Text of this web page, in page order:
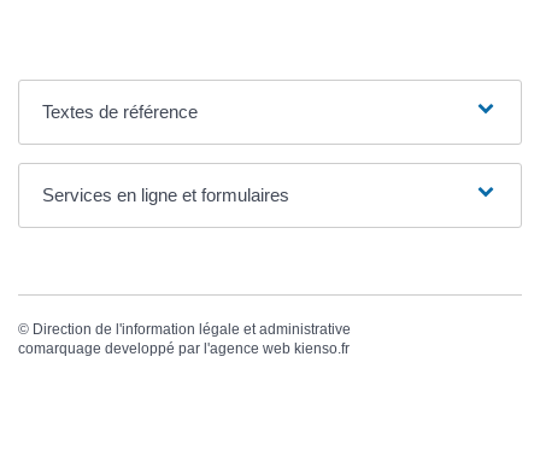
Textes de référence
Services en ligne et formulaires
© Direction de l'information légale et administrative
comarquage developpé par l'agence web kienso.fr